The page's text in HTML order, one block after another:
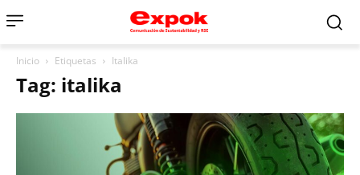
Inicio Etiquetas Italika
Tag: italika